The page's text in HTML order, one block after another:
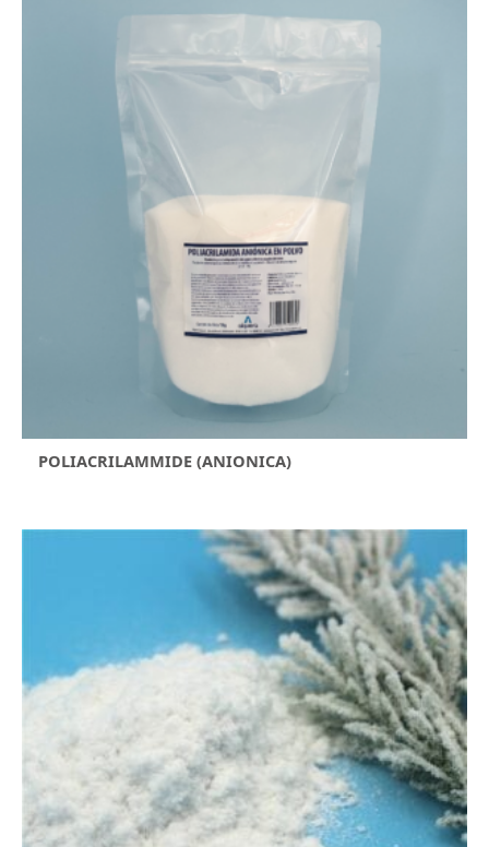
POLIACRILAMMIDE (ANIONICA)